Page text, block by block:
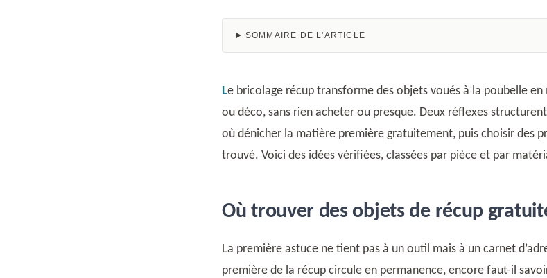
SOMMAIRE DE L'ARTICLE
Le bricolage récup transforme des objets voués à la poubelle en mobilier, rangement
ou déco, sans rien acheter ou presque. Deux réflexes
où dénicher la matière première gratuitement, puis choisir des
trouvé. Voici des idées vérifiées, classées par pièce et par
Où trouver des objets de récup
La première astuce ne tient pas à un outil mais à un carnet
première de la récup circule en permanence, encore faut-il